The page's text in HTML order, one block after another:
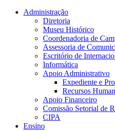
Conteúdo principal Menu principal
Administração
Diretoria
Museu Histórico
Coordenadoria de
Assessoria de
Escritório de
Informática
Apoio Administrativo
Expediente e
Recursos
Apoio Financeiro
Comissão Setorial de
CIPA
Ensino